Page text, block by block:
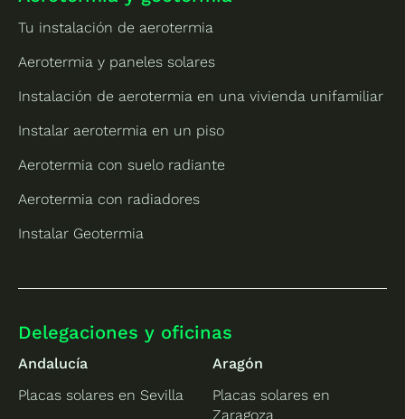
Tu instalación de aerotermia
Aerotermia y paneles solares
Instalación de aerotermia en una vivienda unifamiliar
Instalar aerotermia en un piso
Aerotermia con suelo radiante
Aerotermia con radiadores
Instalar Geotermia
Delegaciones y oficinas
Andalucía
Placas solares en Sevilla
Aragón
Placas solares en
Zaragoza